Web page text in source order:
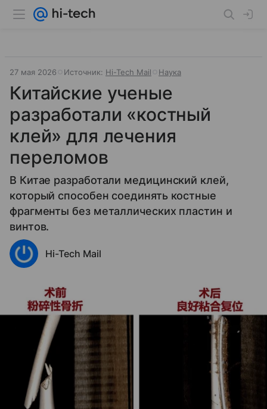
27 мая 2026 Источник: Hi-Tech Mail Наука
Китайские ученые
разработали «костный
клей» для лечения
переломов
В Китае разработали медицинский клей,
который способен соединять костные
фрагменты без металлических пластин и
винтов.
Hi-Tech Mail